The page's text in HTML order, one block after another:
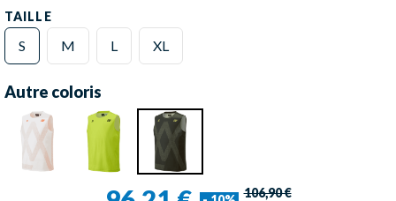
TAILLE
S M L XL
Autre coloris
106,90 €